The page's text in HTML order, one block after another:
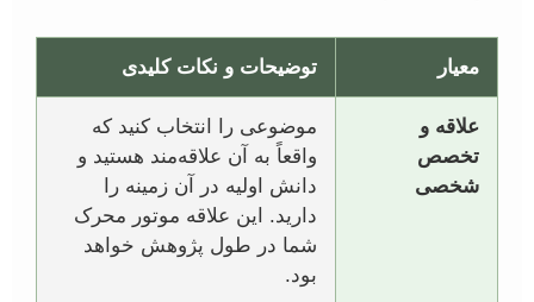
معیار توضیحات و نکات کلیدی
علاقه و
تخصص
شخصی
موضوعی را انتخاب کنید که
واقعاً به آن علاقه‌مند هستید و
دانش اولیه در آن زمینه را
دارید. این علاقه موتور محرک
شما در طول پژوهش خواهد
بود.